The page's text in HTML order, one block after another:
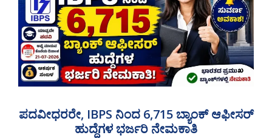
ಪದವೀಧರರೇ, IBPS ನಿಂದ 6,715 ಬ್ಯಾಂಕ್ ಆಫೀಸರ್
ಹುದ್ದೆಗಳ ಭರ್ಜರಿ ನೇಮಕಾತಿ